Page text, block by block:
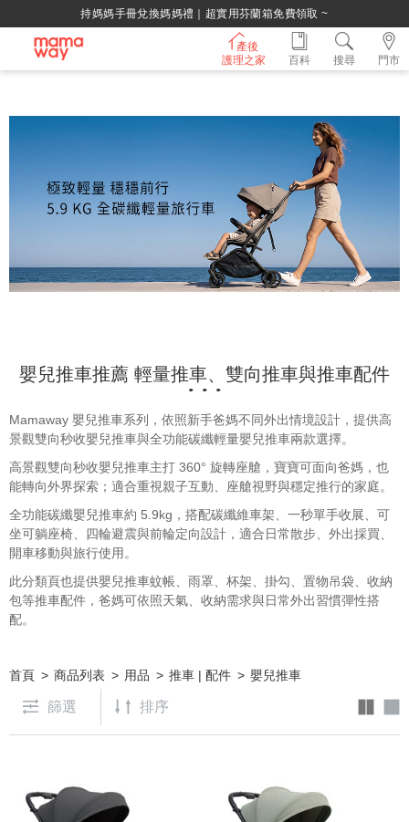
持媽媽手冊兌換媽媽禮｜超實用芬蘭箱免費領取 ~
產後
護理之家
門市
百科 搜尋
嬰兒推車推薦 輕量推車、雙向推車與推車配件
Mamaway 嬰兒推車系列，依照新手爸媽不同外出情境設計，提供高
景觀雙向秒收嬰兒推車與全功能碳纖輕量嬰兒推車兩款選擇。
高景觀雙向秒收嬰兒推車主打 360° 旋轉座艙，寶寶可面向爸媽，也
能轉向外界探索；適合重視親子互動、座艙視野與穩定推行的家庭。
全功能碳纖嬰兒推車約 5.9kg，搭配碳纖維車架、一秒單手收展、可
坐可躺座椅、四輪避震與前輪定向設計，適合日常散步、外出採買、
開車移動與旅行使用。
此分類頁也提供嬰兒推車蚊帳、雨罩、杯架、掛勾、置物吊袋、收納
包等推車配件，爸媽可依照天氣、收納需求與日常外出習慣彈性搭
配。
首頁 商品列表 用品 推車 | 配件 嬰兒推車
篩選